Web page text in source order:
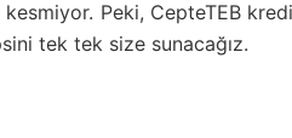
kesmiyor. Peki, CepteTEB
tek tek size sunacağız.